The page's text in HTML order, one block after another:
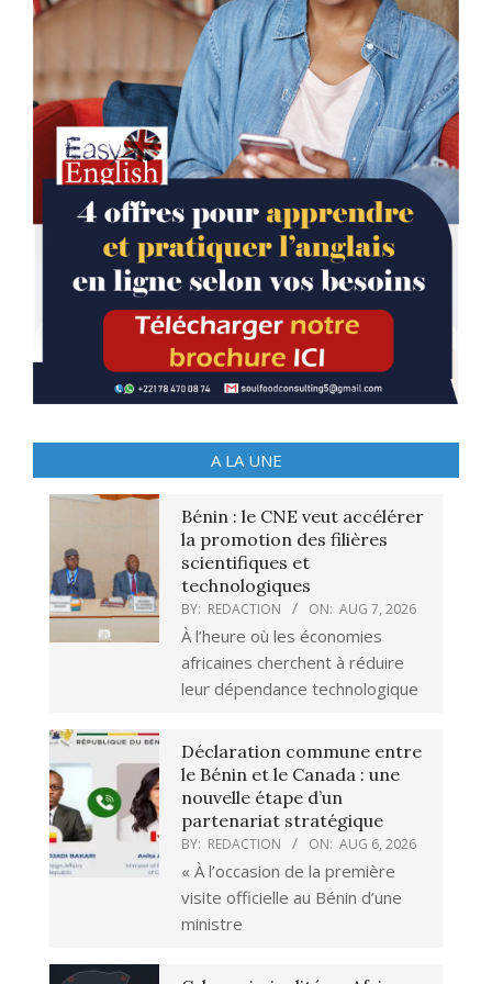
A LA UNE
Bénin : le CNE veut accélérer
la promotion des filières
scientifiques et
technologiques
BY: REDACTION ON: AUG 7, 2026
À l’heure où les économies
africaines cherchent à réduire
leur dépendance technologique
Déclaration commune entre
le Bénin et le Canada : une
nouvelle étape d’un
partenariat stratégique
BY: REDACTION ON: AUG 6, 2026
« À l’occasion de la première
visite officielle au Bénin d’une
ministre